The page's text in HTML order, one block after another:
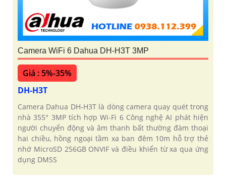
Camera WiFi 6 Dahua DH-H3T 3MP
Giá : 5%-35%
DH-H3T
Camera Dahua DH-H3T là dòng camera quay quét trong
nhà 355° 3MP tích hợp Wi-Fi 6 Công nghệ AI phát hiện
người chuyển động và âm thanh bất thường đàm thoại
hai chiều, hồng ngoại tầm xa ban đêm 10m hỗ trợ thẻ
nhớ MicroSD 256GB ONVIF và điều khiển từ xa qua ứng
dụng DMSS